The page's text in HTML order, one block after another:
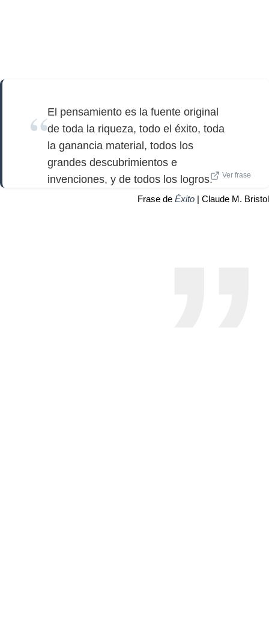
El pensamiento es la fuente original
de toda la riqueza, todo el éxito, toda
la ganancia material, todos los
grandes descubrimientos e
invenciones, y de todos los logros.
Ver frase
Frase de Éxito | Claude M. Bristol